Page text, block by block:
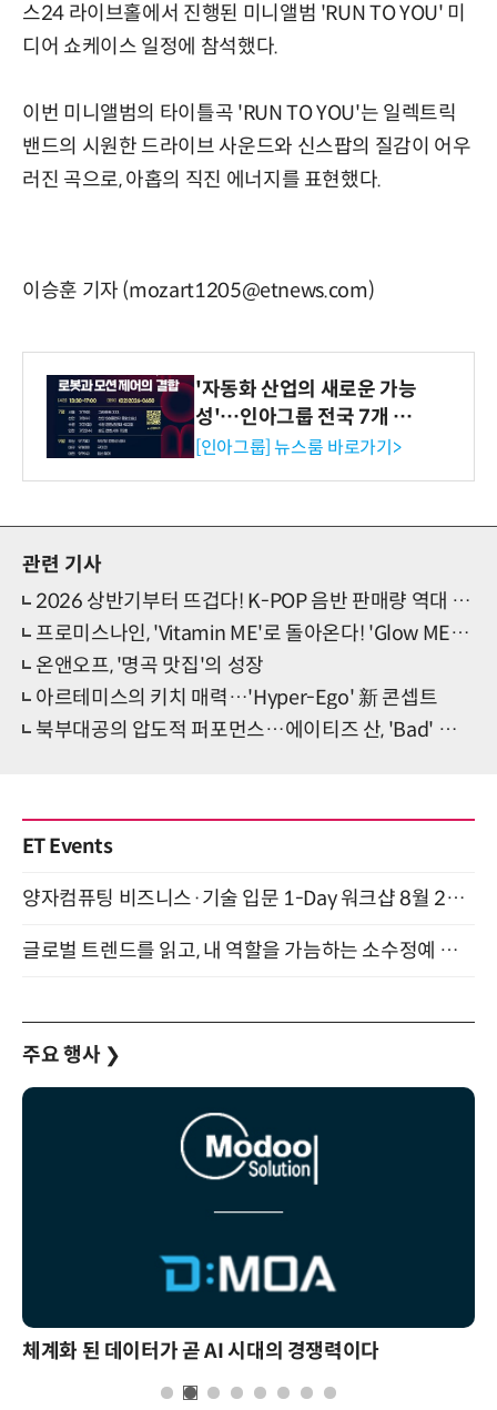
스24 라이브홀에서 진행된 미니앨범 'RUN TO YOU' 미
디어 쇼케이스 일정에 참석했다.
이번 미니앨범의 타이틀곡 'RUN TO YOU'는 일렉트릭
밴드의 시원한 드라이브 사운드와 신스팝의 질감이 어우
러진 곡으로, 아홉의 직진 에너지를 표현했다.
이승훈 기자 (mozart1205@etnews.com)
'자동화 산업의 새로운 가능
성'…인아그룹 전국 7개 도
시 세미나 페어 개최
[인아그룹] 뉴스룸 바로가기>
관련 기사
2026 상반기부터 뜨겁다! K-POP 음반 판매량 역대 최고치 경신
프로미스나인, 'Vitamin ME'로 돌아온다! 'Glow ME' 트랙리스트 선물
온앤오프, '명곡 맛집'의 성장
아르테미스의 키치 매력…'Hyper-Ego' 新 콘셉트
북부대공의 압도적 퍼포먼스…에이티즈 산, 'Bad' 직캠 화제
ET Events
양자컴퓨팅 비즈니스·기술 입문 1-Day 워크샵 8월 28일 개최
글로벌 트렌드를 읽고, 내 역할을 가늠하는 소수정예 실습 워크숍 (8/28)
주요 행사 ❯
체계화 된 데이터가 곧 AI 시대의 경쟁력이다